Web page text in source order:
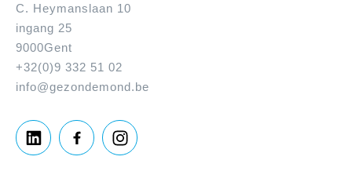
C. Heymanslaan 10
ingang 25
9000Gent
+32(0)9 332 51 02
info@gezondemond.be